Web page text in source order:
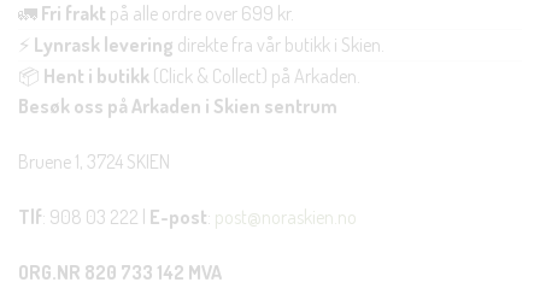
🚛 Fri frakt på alle ordre over 699 kr.
⚡ Lynrask levering direkte fra vår butikk i Skien.
📦 Hent i butikk (Click & Collect) på Arkaden.
Besøk oss på Arkaden i Skien sentrum
Bruene 1, 3724 SKIEN
Tlf: 908 03 222 | E-post: post@noraskien.no
ORG.NR 820 733 142 MVA